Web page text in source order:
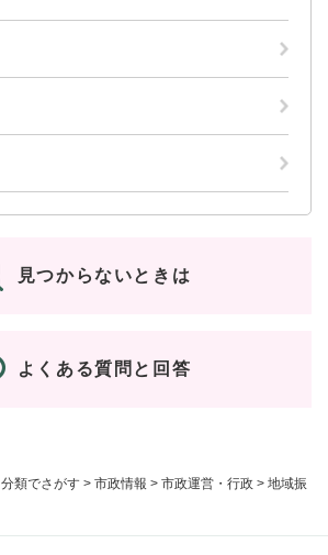
分類でさがす > 市政情報 > 市政運営・行政 > 地域振
見つからないときは
よくある質問と回答